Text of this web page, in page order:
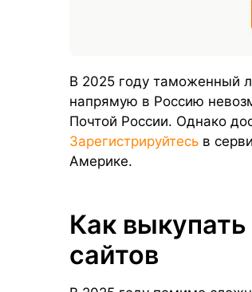
В 2025 году таможенный
напрямую в Россию
Почтой России. Однако
Зарегистрируйтесь в
Америке.
Как
сайтов